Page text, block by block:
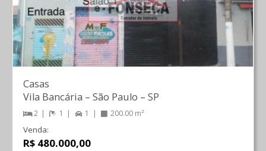
Casas
Vila Bancária – São Paulo – SP
2 1 1 200.00 m²
Venda:
R$ 480.000,00